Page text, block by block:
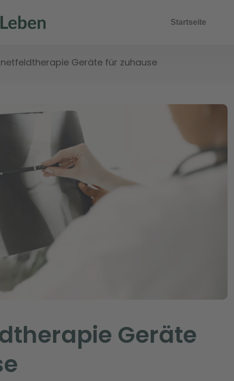
Startseite
Geräte für zuhause
Geräte